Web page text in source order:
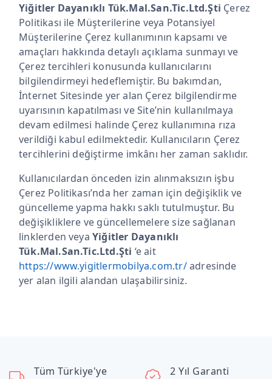
Yiğitler Dayanıklı Tük.Mal.San.Tic.Ltd.Şti Çerez
Politikası ile Müşterilerine veya Potansiyel
Müşterilerine Çerez kullanımının kapsamı ve
amaçları hakkında detaylı açıklama sunmayı ve
Çerez tercihleri konusunda kullanıcılarını
bilgilendirmeyi hedeflemiştir. Bu bakımdan,
İnternet Sitesinde yer alan Çerez bilgilendirme
uyarısının kapatılması ve Site’nin kullanılmaya
devam edilmesi halinde Çerez kullanımına rıza
verildiği kabul edilmektedir. Kullanıcıların Çerez
tercihlerini değiştirme imkânı her zaman saklıdır.
Kullanıcılardan önceden izin alınmaksızın işbu
Çerez Politikası’nda her zaman için değişiklik ve
güncelleme yapma hakkı saklı tutulmuştur. Bu
değişikliklere ve güncellemelere size sağlanan
linklerden veyaYiğitler Dayanıklı
Tük.Mal.San.Tic.Ltd.Şti ‘e ait
https://www.yigitlermobilya.com.tr/adresinde
yer alan ilgili alandan ulaşabilirsiniz.
Tüm Türkiye'ye 2 Yıl Garanti